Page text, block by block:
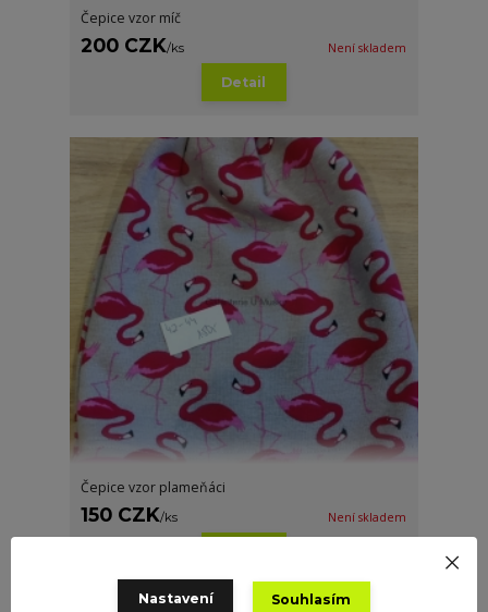
Čepice vzor míč
200 CZK/ks Není skladem
Detail
Čepice vzor plameňáci
150 CZK/ks Není skladem
Nastavení Souhlasím